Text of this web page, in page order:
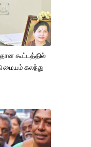
கூட்டத்தில்
மையம் கலந்து